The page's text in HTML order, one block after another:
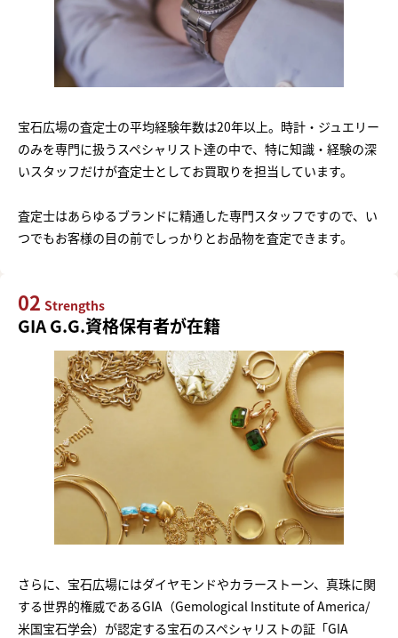
宝石広場の査定士の平均経験年数は20年以上。時計・ジュエリー
のみを専門に扱うスペシャリスト達の中で、特に知識・経験の深
いスタッフだけが査定士としてお買取りを担当しています。
査定士はあらゆるブランドに精通した専門スタッフですので、い
つでもお客様の目の前でしっかりとお品物を査定できます。
02 Strengths
GIA G.G.資格保有者が在籍
さらに、宝石広場にはダイヤモンドやカラーストーン、真珠に関
する世界的権威であるGIA（Gemological Institute of America/
米国宝石学会）が認定する宝石のスペシャリストの証「GIA